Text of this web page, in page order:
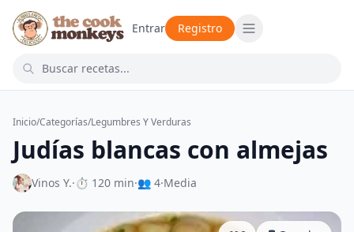
Entrar Registro
Inicio/Categorías/Legumbres Y Verduras
Judías blancas con almejas
Vinos Y.·⏱ 120 min·👥 4·Media